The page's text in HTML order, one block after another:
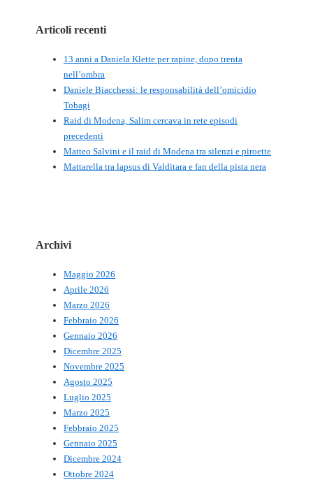
Articoli recenti
13 anni a Daniela Klette per rapine, dopo trenta
nell’ombra
Daniele Biacchessi: le responsabilità dell’omicidio
Tobagi
Raid di Modena, Salim cercava in rete episodi
precedenti
Matteo Salvini e il raid di Modena tra silenzi e piroette
Mattarella tra lapsus di Valditara e fan della pista nera
Archivi
Maggio 2026
Aprile 2026
Marzo 2026
Febbraio 2026
Gennaio 2026
Dicembre 2025
Novembre 2025
Agosto 2025
Luglio 2025
Marzo 2025
Febbraio 2025
Gennaio 2025
Dicembre 2024
Ottobre 2024